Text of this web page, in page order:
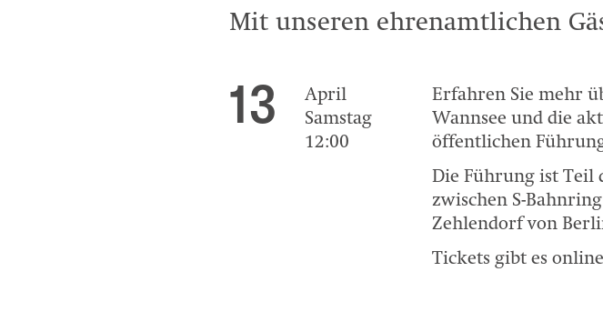
Mit unseren ehrenamtlichen
Erfahren Sie mehr
Wannsee und die
öffentlichen
Die Führung ist Teil
zwischen S-
Zehlendorf von
Tickets gibt es
13
April
Samstag
12:00